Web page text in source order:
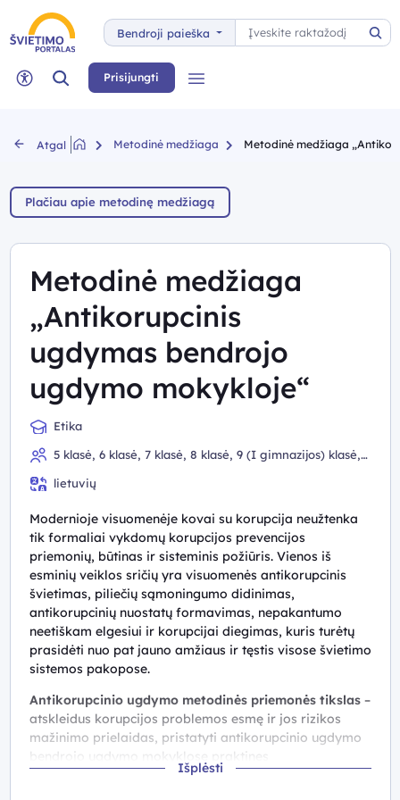
Bendroji paieška
Paieška
Neįgaliųjų rėžimas
Paieška Prisijungti
Atgal Metodinė medžiaga Metodinė medžiaga
Plačiau apie metodinę medžiagą
Metodinė medžiaga
„Antikorupcinis
ugdymas bendrojo
ugdymo mokykloje“
Etika
5 klasė, 6 klasė, 7 klasė, 8 klasė, 9 (I gimnazijos) klasė,
klasėlietuvių
Išplėsti
Modernioje visuomenėje kovai su korupcija neužtenka
tik formaliai vykdomų korupcijos prevencijos
priemonių, būtinas ir sisteminis požiūris. Vienos iš
esminių veiklos sričių yra visuomenės antikorupcinis
švietimas, piliečių sąmoningumo didinimas,
antikorupcinių nuostatų formavimas, nepakantumo
neetiškam elgesiui ir korupcijai diegimas, kuris turėtų
prasidėti nuo pat jauno amžiaus ir tęstis visose švietimo
sistemos pakopose.
Antikorupcinio ugdymo metodinės priemonės tikslas–
atskleidus korupcijos problemos esmę ir jos rizikos
mažinimo prielaidas, pristatyti antikorupcinio ugdymo
bendrojo ugdymo mokyklose praktines
rekomendacijas. Šios metodinės priemonės autoriai